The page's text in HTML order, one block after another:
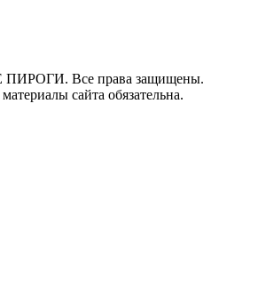
Все права защищены.
сайта обязательна.